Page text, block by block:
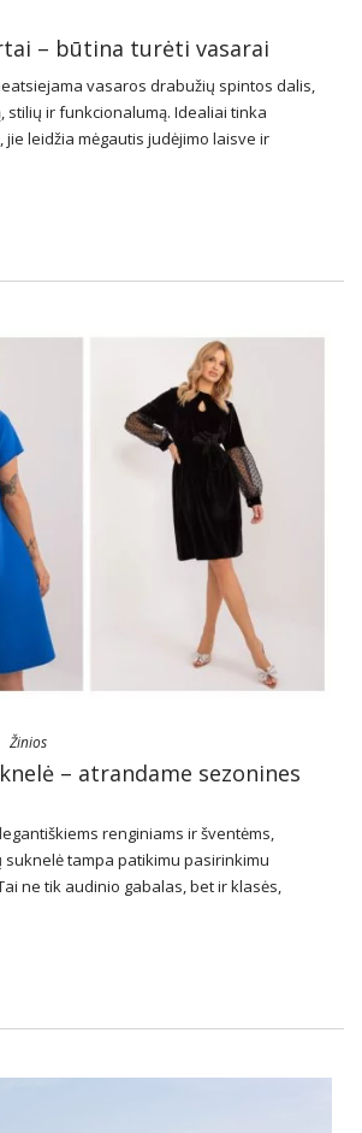
– būtina turėti vasarai
vasaros drabužių spintos dalis,
stilių ir funkcionalumą. Idealiai tinka
leidžia mėgautis judėjimo laisve ir
todėl kiekviena moteris gali rasti …
Žinios
– atrandame sezonines
renginiams ir šventėms,
tampa patikimu pasirinkimu
ne tik audinio gabalas, bet ir klasės,
figūrą ir išryškinti tai, kas geriausia.